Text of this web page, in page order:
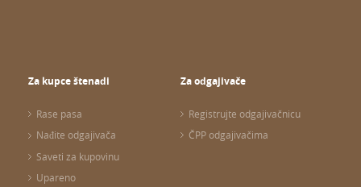
Za kupce štenadi
Rase pasa
Nađite odgajivača
Saveti za kupovinu
Upareno
Za odgajivače
Registrujte odgajivačnicu
ČPP odgajivačima